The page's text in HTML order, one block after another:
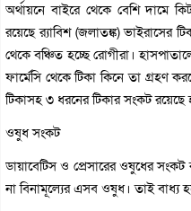
অর্থায়নে বাইরে থেকে বেশি দামে
রয়েছে র‌্যাবিশ (জলাতঙ্ক) ভাইরাসের
থেকে বঞ্চিত হচ্ছে রোগীরা।
ফার্মেসি থেকে টিকা কিনে তা গ্রহণ
টিকাসহ ৩ ধরনের টিকার সংকট রয়েছে
ওষুধ সংকট
ডায়াবেটিস ও প্রেসারের ওষুধের
না বিনামূল্যের এসব ওষুধ। তাই বাধ্য